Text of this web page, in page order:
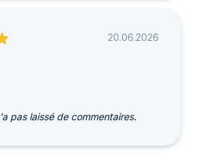
20.06.2026
pas laissé de commentaires.